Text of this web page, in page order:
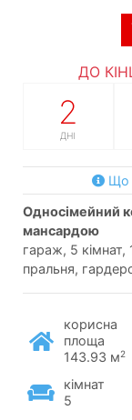
ДО
2
ДНІ
Що
односімейний котедж одноповерховий з житловою
мансардою
гараж, 5 кімнат,
пральня,
корисна
площа
143.93 м2
кімнат
5